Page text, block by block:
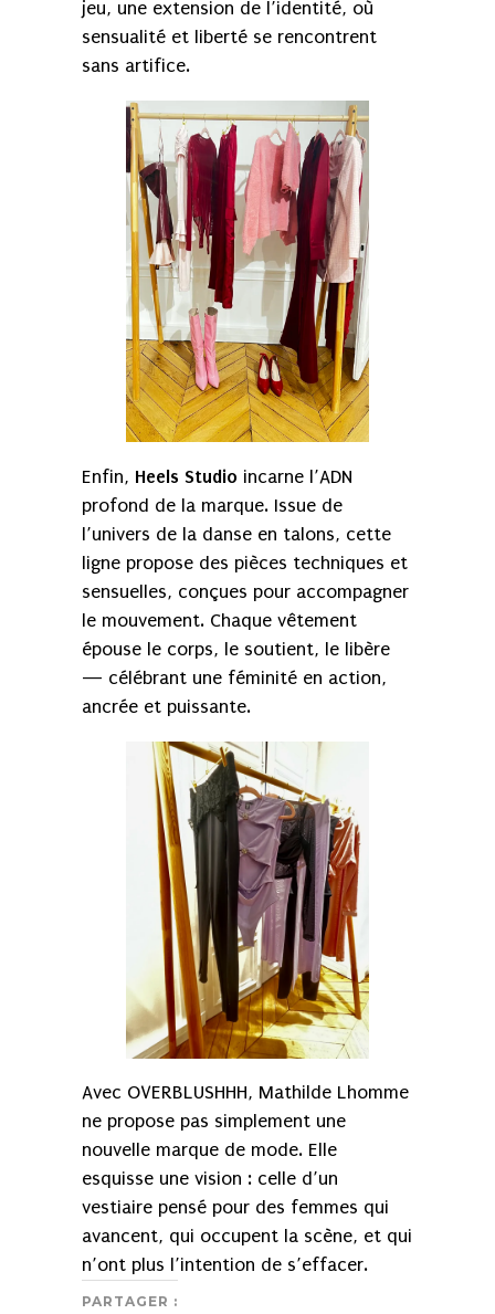
jeu, une extension de l’identité, où
sensualité et liberté se rencontrent
sans artifice.
Enfin, Heels Studio incarne l’ADN
profond de la marque. Issue de
l’univers de la danse en talons, cette
ligne propose des pièces techniques et
sensuelles, conçues pour accompagner
le mouvement. Chaque vêtement
épouse le corps, le soutient, le libère
— célébrant une féminité en action,
ancrée et puissante.
Avec OVERBLUSHHH, Mathilde Lhomme
ne propose pas simplement une
nouvelle marque de mode. Elle
esquisse une vision : celle d’un
vestiaire pensé pour des femmes qui
avancent, qui occupent la scène, et qui
n’ont plus l’intention de s’effacer.
PARTAGER :